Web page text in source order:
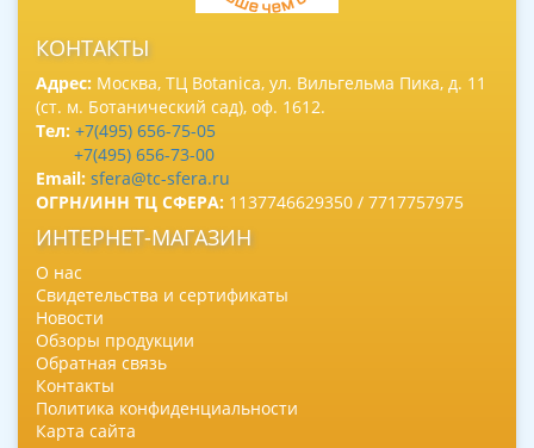
КОНТАКТЫ
Адрес: Москва, ТЦ Botanica, ул. Вильгельма Пика, д. 11
(ст. м. Ботанический сад), оф. 1612.
Тел: +7(495) 656-75-05
+7(495) 656-73-00
Email: sfera@tc-sfera.ru
ОГРН/ИНН ТЦ СФЕРА: 1137746629350 / 7717757975
ИНТЕРНЕТ-МАГАЗИН
О нас
Свидетельства и сертификаты
Новости
Обзоры продукции
Обратная связь
Контакты
Политика конфиденциальности
Карта сайта